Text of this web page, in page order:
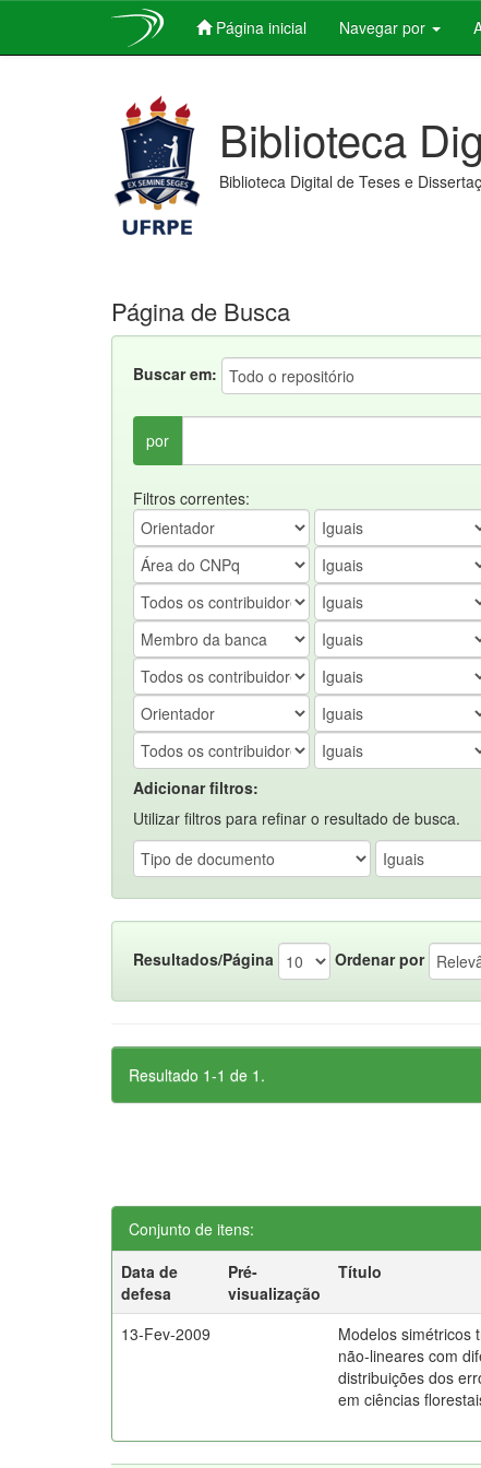
Página inicial Navegar por
Biblioteca
Biblioteca Digital de Teses e
Página de Busca
Buscar em:
por
Filtros correntes:
Adicionar filtros:
Utilizar filtros para refinar o resultado de busca.
Resultados/Página Ordenar por
Resultado 1-1 de 1.
Conjunto de itens:
Data de
defesa
Pré-
visualização
Título
13-Fev-2009
Modelos simétricos
não-lineares com
distribuições dos
em ciências